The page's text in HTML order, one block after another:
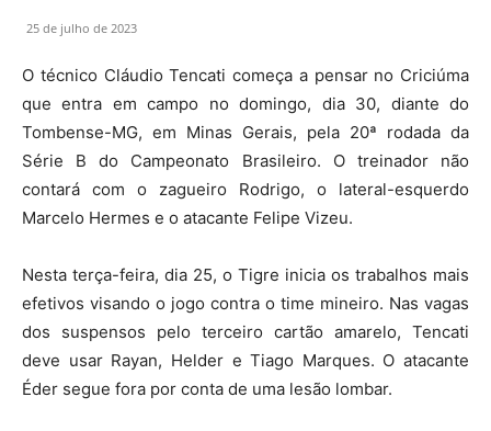
25 de julho de 2023
O técnico Cláudio Tencati começa a pensar no Criciúma
que entra em campo no domingo, dia 30, diante do
Tombense-MG, em Minas Gerais, pela 20ª rodada da
Série B do Campeonato Brasileiro. O treinador não
contará com o zagueiro Rodrigo, o lateral-esquerdo
Marcelo Hermes e o atacante Felipe Vizeu.
Nesta terça-feira, dia 25, o Tigre inicia os trabalhos mais
efetivos visando o jogo contra o time mineiro. Nas vagas
dos suspensos pelo terceiro cartão amarelo, Tencati
deve usar Rayan, Helder e Tiago Marques. O atacante
Éder segue fora por conta de uma lesão lombar.